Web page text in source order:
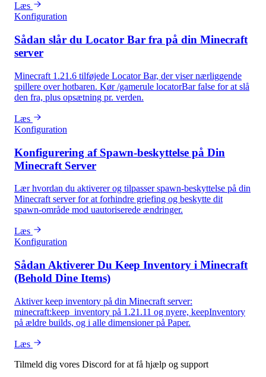
Læs
Konfiguration
Sådan slår du Locator Bar fra på din Minecraft
server
Minecraft 1.21.6 tilføjede Locator Bar, der viser nærliggende
spillere over hotbaren. Kør /gamerule locatorBar false for at slå
den fra, plus opsætning pr. verden.
Læs
Konfiguration
Konfigurering af Spawn-beskyttelse på Din
Minecraft Server
Lær hvordan du aktiverer og tilpasser spawn-beskyttelse på din
Minecraft server for at forhindre griefing og beskytte dit
spawn-område mod uautoriserede ændringer.
Læs
Konfiguration
Sådan Aktiverer Du Keep Inventory i Minecraft
(Behold Dine Items)
Aktiver keep inventory på din Minecraft server:
minecraft:keep_inventory på 1.21.11 og nyere, keepInventory
på ældre builds, og i alle dimensioner på Paper.
Læs
Tilmeld dig vores Discord for at få hjælp og support